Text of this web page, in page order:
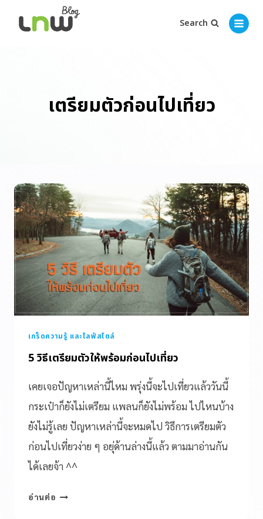
Search
เตรียมตัวก่อนไปเที่ยว
เกร็ดความรู้ และไลฟ์สไตล์
5 วิธีเตรียมตัวให้พร้อมก่อนไปเที่ยว
เคยเจอปัญหาเหล่านี้ไหม พรุ่งนี้จะไปเที่ยวแล้ววันนี้
กระเป๋าก็ยังไม่เตรียม แพลนก็ยังไม่พร้อม ไปไหนบ้าง
ยังไม่รู้เลย ปัญหาเหล่านี้จะหมดไป วิธีการเตรียมตัว
ก่อนไปเที่ยวง่าย ๆ อยุ่ด้านล่างนี้แล้ว ตามมาอ่านกัน
ได้เลยจ้า ^^
อ่านต่อ